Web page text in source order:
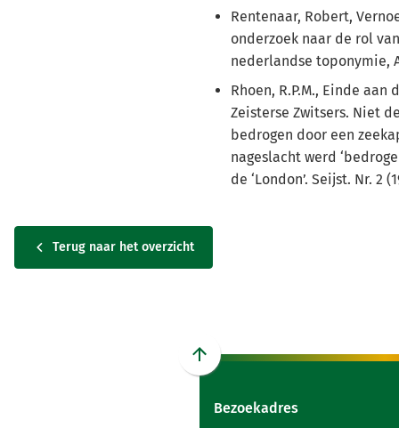
Rentenaar, Robert,
onderzoek naar de rol
nederlandse toponymie,
Rhoen, R.P.M., Einde aan
Zeisterse Zwitsers. Niet
bedrogen door een
nageslacht werd
de ‘London’. Seijst. Nr. 2
Terug naar het overzicht
Scroll
boven
Bezoekadres